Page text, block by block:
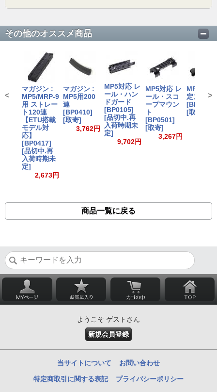
その他のオススメ商品
マガジン :
MP5/MRP-9
用 ストレー
ト120連
【ETU搭載
モデル対
応】
[BP0417]
[品切中.再
入荷時期未
定]
2,673円
マガジン :
MP5用200
連
[BP0410]
[取寄]
3,762円
MP5対応 レ
ール・ハン
ドガード
[BP0105]
[品切中.再
入荷時期未
定]
9,702円
MP5対応 レ
ール・スコ
ープマウン
ト
[BP0501]
[取寄]
3,267円
MP5対応
定ストッ
[BP0213]
[取寄]
< >
商品一覧に戻る
ようこそ ゲストさん
新規会員登録
当サイトについて お問い合わせ
特定商取引に関する表記 プライバシーポリシー